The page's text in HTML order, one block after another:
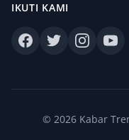
IKUTI KAMI
© 2026 Kabar